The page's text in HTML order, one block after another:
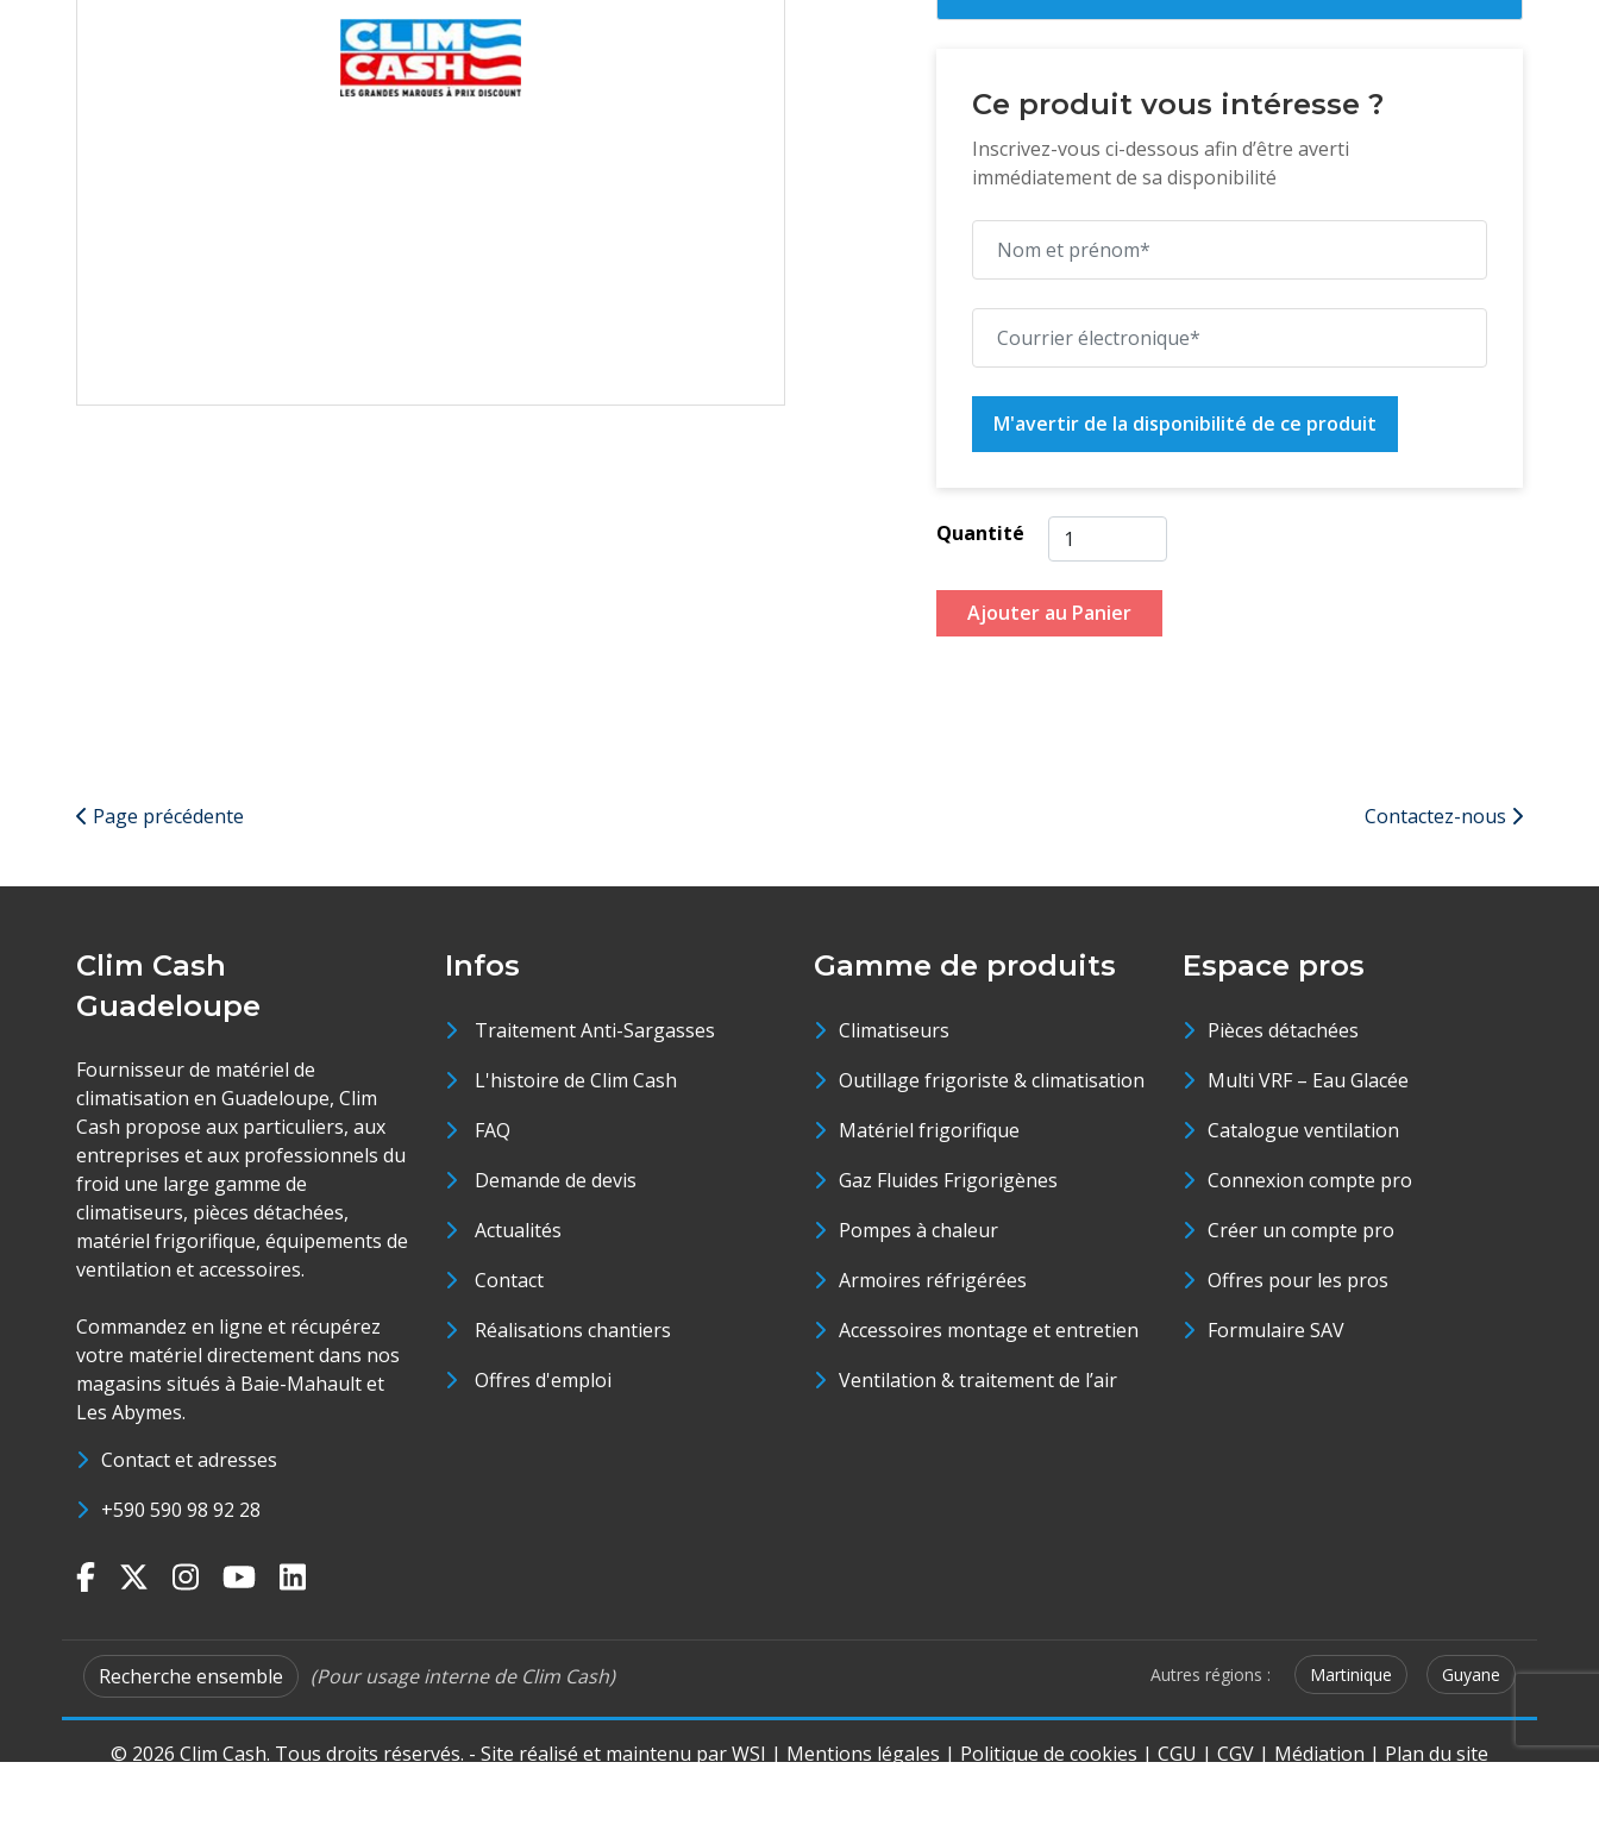
Ce produit vous intéresse ?
Inscrivez-vous ci-dessous afin d’être averti
immédiatement de sa disponibilité
M'avertir de la disponibilité de ce produit
Quantité
Ajouter au Panier
Page précédente Contactez-nous
Clim Cash
Guadeloupe
Fournisseur de matériel de
climatisation en Guadeloupe, Clim
Cash propose aux particuliers, aux
entreprises et aux professionnels du
froid une large gamme de
climatiseurs, pièces détachées,
matériel frigorifique, équipements de
ventilation et accessoires.
Commandez en ligne et récupérez
votre matériel directement dans nos
magasins situés à Baie-Mahault et
Les Abymes.
Contact et adresses
+590 590 98 92 28
Infos
Traitement Anti-Sargasses
L'histoire de Clim Cash
FAQ
Demande de devis
Actualités
Contact
Réalisations chantiers
Offres d'emploi
Gamme de produits
Climatiseurs
Outillage frigoriste & climatisation
Matériel frigorifique
Gaz Fluides Frigorigènes
Pompes à chaleur
Armoires réfrigérées
Accessoires montage et entretien
Ventilation & traitement de l’air
Espace pros
Pièces détachées
Multi VRF – Eau Glacée
Catalogue ventilation
Connexion compte pro
Créer un compte pro
Offres pour les pros
Formulaire SAV
Recherche ensemble (Pour usage interne de Clim Cash) Autres régions : Martinique Guyane
© 2026 Clim Cash. Tous droits réservés. - Site réalisé et maintenu parWSI | Mentions légales | Politique de cookies | CGU | CGV | Médiation | Plan du site